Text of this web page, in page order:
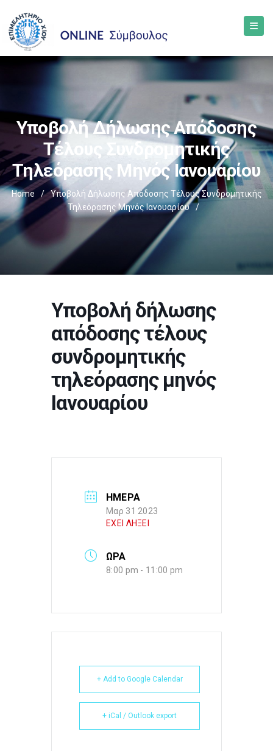
Υποβολή Δήλωσης Απόδοσης
Τέλους Συνδρομητικής
Τηλεόρασης Μηνός Ιανουαρίου
Home /
Υποβολή Δήλωσης Απόδοσης Τέλους Συνδρομητικής
Τηλεόρασης Μηνός Ιανουαρίου
/
Υποβολή δήλωσης
απόδοσης τέλους
συνδρομητικής
τηλεόρασης μηνός
Ιανουαρίου
ΗΜΕΡΑ
Μαρ 31 2023
ΕΧΕΙ ΛΗΞΕΙ
ΩΡΑ
8:00 pm - 11:00 pm
+ Add to Google Calendar
+ iCal / Outlook export